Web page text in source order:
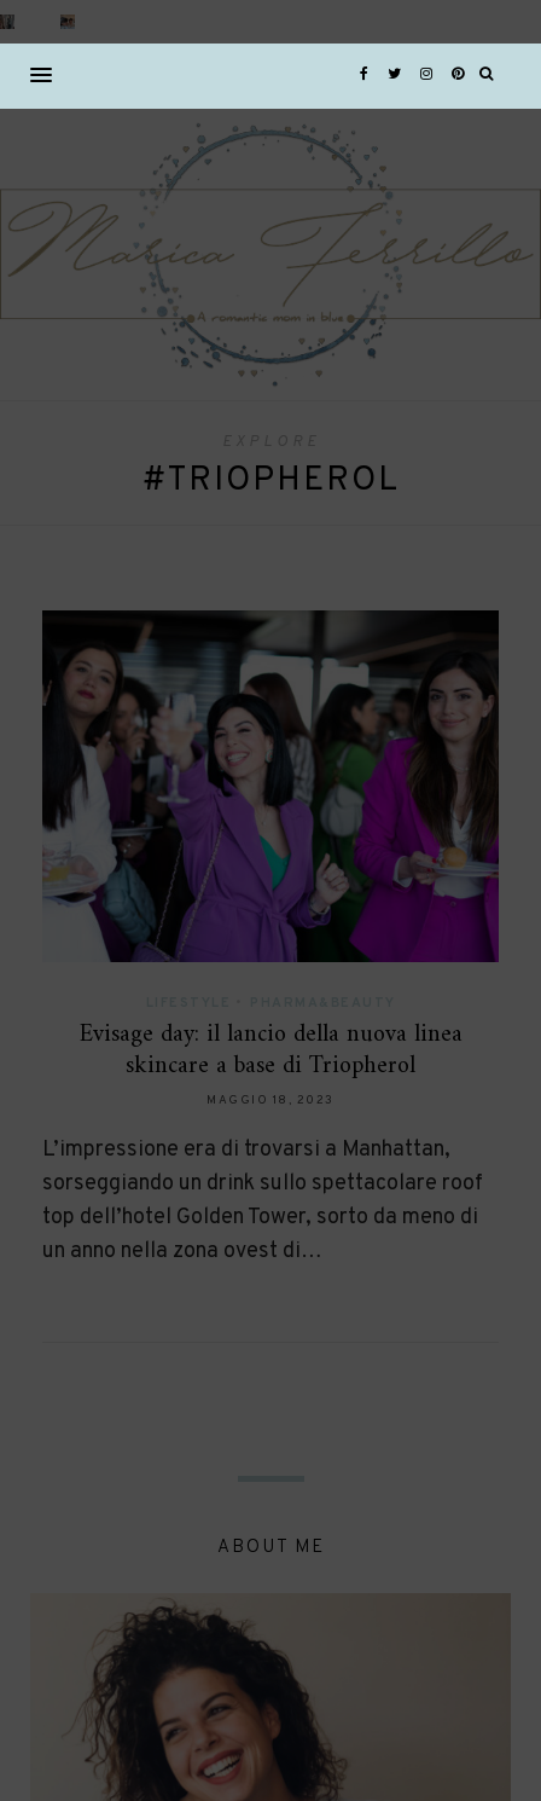
#TRIOPHEROL
Evisage day: il lancio della nuova linea
skincare a base di Triopherol
MAGGIO 18, 2023
L’impressione era di trovarsi a Manhattan,
sorseggiando un drink sullo spettacolare roof
top dell’hotel Golden Tower, sorto da meno di
un anno nella zona ovest di…
ABOUT ME